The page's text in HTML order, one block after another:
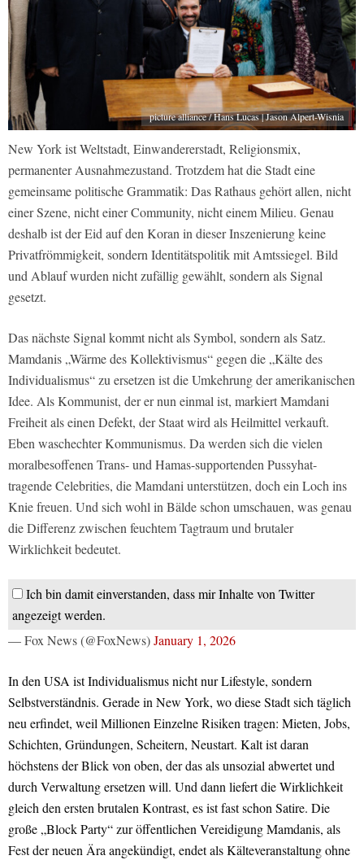
picture alliance / Hans Lucas | Jason Alpert-Wisnia
New York ist Weltstadt, Einwandererstadt, Religionsmix,
permanenter Ausnahmezustand. Trotzdem hat die Stadt eine
gemeinsame politische Grammatik: Das Rathaus gehört allen, nicht
einer Szene, nicht einer Community, nicht einem Milieu. Genau
deshalb ist der Eid auf den Koran in dieser Inszenierung keine
Privatfrömmigkeit, sondern Identitätspolitik mit Amtssiegel. Bild
und Ablauf wurden nicht zufällig gewählt, sondern als Signal
gesetzt.
Das nächste Signal kommt nicht als Symbol, sondern als Satz.
Mamdanis „Wärme des Kollektivismus“ gegen die „Kälte des
Individualismus“ zu ersetzen ist die Umkehrung der amerikanischen
Idee. Als Kommunist, der er nun einmal ist, markiert Mamdani
Freiheit als einen Defekt, der Staat wird als Heilmittel verkauft.
Eben waschechter Kommunismus. Da werden sich die vielen
moralbesoffenen Trans- und Hamas-supportenden Pussyhat-
tragende Celebrities, die Mamdani unterstützen, doch ein Loch ins
Knie freuen. Und sich wohl in Bälde schon umschauen, was genau
die Differenz zwischen feuchtem Tagtraum und brutaler
Wirklichkeit bedeutet.
Ich bin damit einverstanden, dass mir Inhalte von Twitter
angezeigt werden.
— Fox News (@FoxNews)January 1, 2026
In den USA ist Individualismus nicht nur Lifestyle, sondern
Selbstverständnis. Gerade in New York, wo diese Stadt sich täglich
neu erfindet, weil Millionen Einzelne Risiken tragen: Mieten, Jobs,
Schichten, Gründungen, Scheitern, Neustart. Kalt ist daran
höchstens der Blick von oben, der das als unsozial abwertet und
durch Verwaltung ersetzen will. Und dann liefert die Wirklichkeit
gleich den ersten brutalen Kontrast, es ist fast schon Satire. Die
große „Block Party“ zur öffentlichen Vereidigung Mamdanis, als
Fest der neuen Ära angekündigt, endet als Kälteveranstaltung ohne